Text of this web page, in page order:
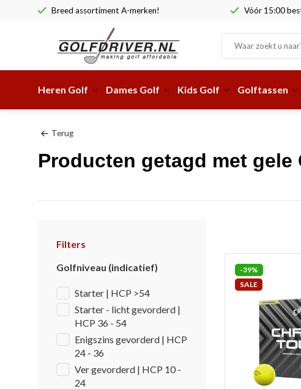
Breed assortiment A-merken! Vóór 15:00
Heren Golf Dames Golf Kids Golf Golftassen
Terug
Producten getagd met gele
Filters
Golfniveau (indicatief)
Starter | HCP >54
Starter - licht gevorderd |
HCP 36 - 54
Enigszins gevorderd | HCP
24 - 36
Ver gevorderd | HCP 10 -
24
-39%
SALE